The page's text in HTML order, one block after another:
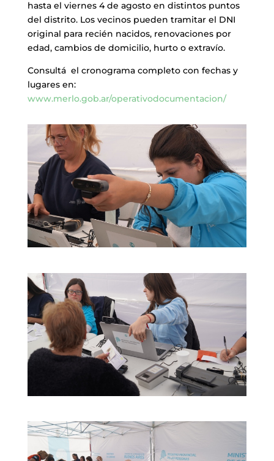
hasta el viernes 4 de agosto en distintos puntos
del distrito. Los vecinos pueden tramitar el DNI
original para recién nacidos, renovaciones por
edad, cambios de domicilio, hurto o extravío.
Consultá el cronograma completo con fechas y
lugares en:
www.merlo.gob.ar/operativodocumentacion/